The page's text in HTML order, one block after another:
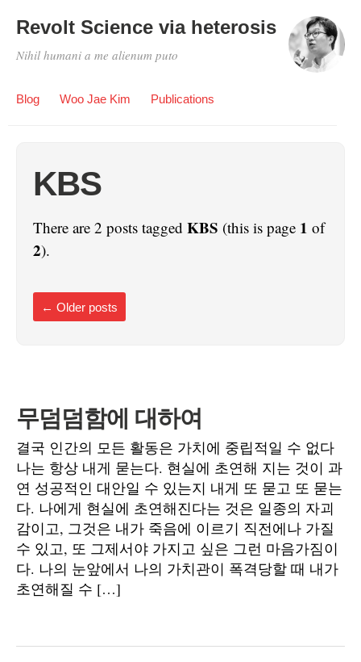
Revolt Science via heterosis
Nihil humani a me alienum puto
Blog Woo Jae Kim Publications
KBS
There are 2 posts tagged KBS (this is page 1 of
2).
← Older posts
무덤덤함에 대하여
결국 인간의 모든 활동은 가치에 중립적일 수 없다
나는 항상 내게 묻는다. 현실에 초연해 지는 것이 과
연 성공적인 대안일 수 있는지 내게 또 묻고 또 묻는
다. 나에게 현실에 초연해진다는 것은 일종의 자괴
감이고, 그것은 내가 죽음에 이르기 직전에나 가질
수 있고, 또 그제서야 가지고 싶은 그런 마음가짐이
다. 나의 눈앞에서 나의 가치관이 폭격당할 때 내가
초연해질 수 […]